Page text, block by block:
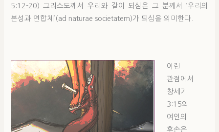
5:12-20) 그리스도께서 우리와 같이 되심은 그 분께서 ‘우리의
본성과 연합체’(ad naturae societatem)가 되심을 의미한다.
이런
관점에서
창세기
3:15의
여인의
후손은